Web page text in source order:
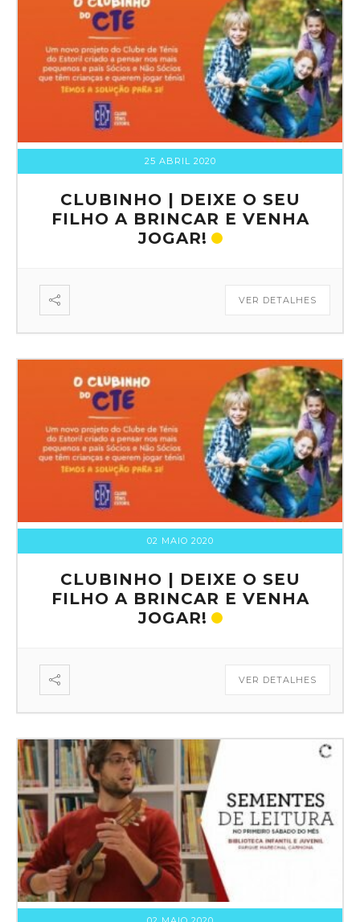
25 ABRIL 2020
CLUBINHO | DEIXE O SEU
FILHO A BRINCAR E VENHA
JOGAR!
VER DETALHES
02 MAIO 2020
CLUBINHO | DEIXE O SEU
FILHO A BRINCAR E VENHA
JOGAR!
VER DETALHES